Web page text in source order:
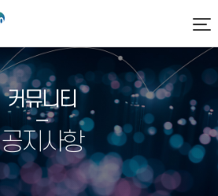
커뮤니티
공지사항